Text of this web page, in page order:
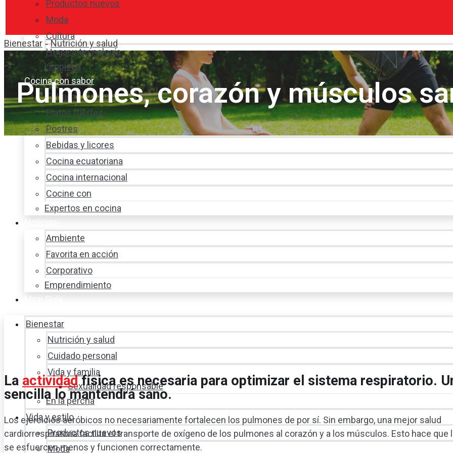
Productos nuevos
Moda
Cultura
Hogar y tecnología
Limpieza
Cocina con sabor
Entradas y sopas
Platos fuertes
Postres
Bebidas y licores
Cocina ecuatoriana
Cocina internacional
Cocine con
Expertos en cocina
Ambiente
Favorita en acción
Corporativo
Emprendimiento
Bienestar
Nutrición y salud
Cuidado personal
Vida y familia
Sexualidad responsable
En la percha
Vida y estilo
Productos nuevos
Moda
Bienestar - Nutrición y salud
Pulmones, corazón y músculos
La actividadfísica es necesaria para optimizar el sistema respiratorio.
sencilla lo mantendrá sano.
Los ejercicios aeróbicos no necesariamente fortalecen los pulmones de por sí. Sin embargo, una mejor salud
cardiorrespiratoria facilita el transporte de oxígeno de los pulmones al corazón y a los músculos. Esto hace que
se esfuercen menos y funcionen correctamente.